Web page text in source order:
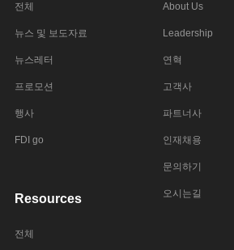
전체
뉴스 및 보도자료
뉴스레터
프로모션
행사
FDI go
Resources
전체
About Us
Leadership
연혁
고객사
파트너사
인재채용
문의하기
오시는길